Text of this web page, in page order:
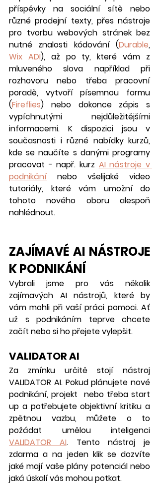
příspěvky na sociální sítě nebo
různé prodejní texty, přes nástroje
pro tvorbu webových stránek bez
nutné znalosti kódování (Durable
Wix ADI), až po ty, které vám z
mluveného slova například při
rozhovoru nebo třeba pracovní
poradě, vytvoří písemnou formu
(Fireflies) nebo dokonce zápis s
vypíchnutými nejdůležitějšími
informacemi. K dispozici jsou v
současnosti i různé nabídky kurzů,
kde se naučíte s danými programy
pracovat - např. kurz AI nástroje v
podnikání nebo všelijaké video
tutoriály, které vám umožní do
tohoto nového oboru alespoň
nahlédnout.
ZAJÍMAVÉ AI NÁSTROJE
K PODNIKÁNÍ
Vybrali jsme pro vás několik
zajímavých AI nástrojů, které by
vám mohli při vaší práci pomoci. Ať
už s podnikáním teprve chcete
začít nebo si ho přejete vylepšit.
VALIDATOR AI
Za zmínku určitě stojí nástroj
VALIDATOR AI. Pokud plánujete nové
podnikání, projekt  nebo třeba start
up a potřebujete objektivní kritiku a
zpětnou vazbu, můžete o to
VALIDATOR AI. Tento nástroj je
zdarma a na jeden klik se dozvíte
jaké mají vaše plány potenciál nebo
jaká úskalí vás mohou potkat.